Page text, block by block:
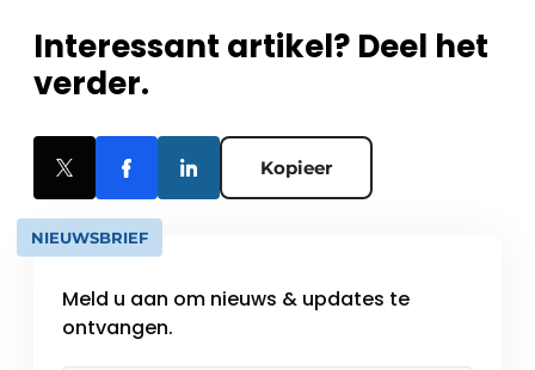
Interessant artikel? Deel het
verder.
Kopieer
NIEUWSBRIEF
Meld u aan om nieuws & updates te
ontvangen.